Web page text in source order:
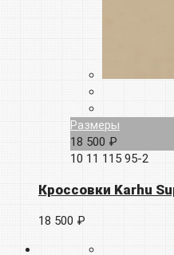
Размеры
18 500 ₽
10 11 115 95-2
Кроссовки Karhu
18 500 ₽